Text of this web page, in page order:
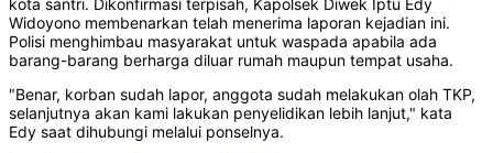
kota santri. Dikonfirmasi terpisah, Kapolsek Diwek Iptu Edy
Widoyono membenarkan telah menerima laporan kejadian ini.
Polisi menghimbau masyarakat untuk waspada apabila ada
barang-barang berharga diluar rumah maupun tempat usaha.
"Benar, korban sudah lapor, anggota sudah melakukan olah TKP,
selanjutnya akan kami lakukan penyelidikan lebih lanjut," kata
Edy saat dihubungi melalui ponselnya.